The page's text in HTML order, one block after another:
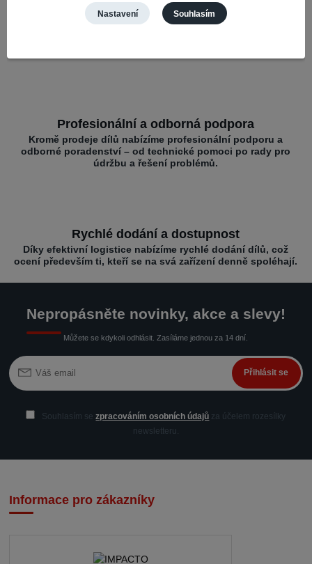
Široký výběr a kompatibilita
Profesionální a odborná podpora
Kromě prodeje dílů nabízíme profesionální podporu a
odborné poradenství – od technické pomoci po rady pro
údržbu a řešení problémů.
Rychlé dodání a dostupnost
Díky efektivní logistice nabízíme rychlé dodání dílů, což
ocení především ti, kteří se na svá zařízení denně spoléhají.
Nepropásněte novinky, akce a slevy!
Můžete se kdykoli odhlásit. Zasíláme jednou za 14 dní.
Přihlásit se
Souhlasím sezpracováním osobních údajů za účelem rozesílky
newsletteru.
Informace pro zákazníky
Nastavení Souhlasím